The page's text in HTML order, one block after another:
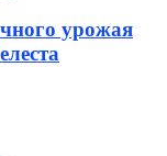
урожая